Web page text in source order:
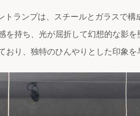
トランプは、スチールとガラスで
を持ち、光が屈折して幻想的な影
おり、独特のひんやりとした印象を